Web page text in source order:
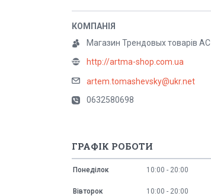
Магазин Трендовых товарів АС
http://artma-shop.com.ua
artem.tomashevsky@ukr.net
0632580698
ГРАФІК РОБОТИ
Понеділок 10:00 20:00
Вівторок 10:00 20:00